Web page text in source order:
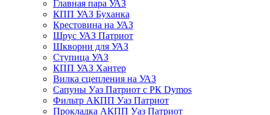
Главная пара УАЗ
КПП УАЗ Буханка
Крестовина на УАЗ
Шрус УАЗ Патриот
Шкворни для УАЗ
Ступица УАЗ
КПП УАЗ Хантер
Вилка сцепления на УАЗ
Сапуны Уаз Патриот с РК Dymos
Фильтр АКПП Уаз Патриот
Прокладка АКПП Уаз Патриот